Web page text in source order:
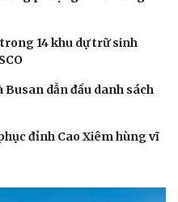
14 khu dự trữ sinh
Busan dẫn đầu danh sách
đỉnh Cao Xiêm hùng vĩ